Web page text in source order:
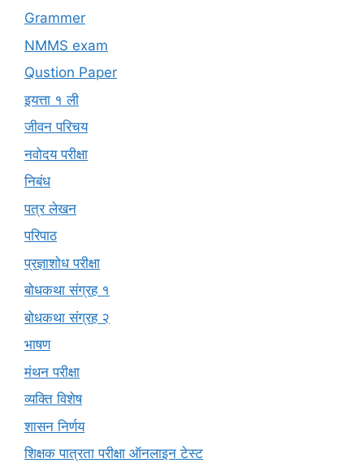
Grammer
NMMS exam
Qustion Paper
इयत्ता १ ली
जीवन परिचय
नवोदय परीक्षा
निबंध
पत्र लेखन
परिपाठ
प्रज्ञाशोध परीक्षा
बोधकथा संग्रह १
बोधकथा संग्रह २
भाषण
मंथन परीक्षा
व्यक्ति विशेष
शासन निर्णय
शिक्षक पात्रता परीक्षा ऑनलाइन टेस्ट